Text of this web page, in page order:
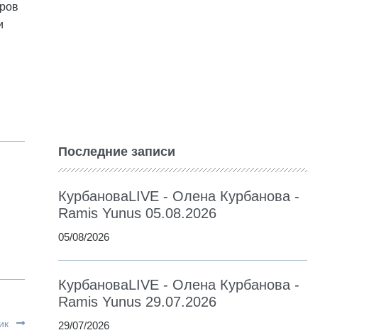
Последние записи
КурбановаLIVE - Олена Курбанова -
Ramis Yunus 05.08.2026
05/08/2026
КурбановаLIVE - Олена Курбанова -
Ramis Yunus 29.07.2026
29/07/2026